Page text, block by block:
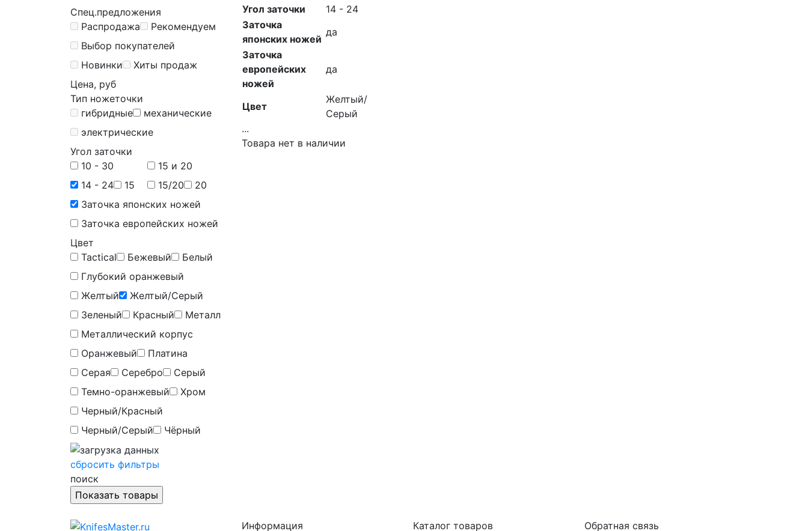
Спец.предложения
Распродажа
Рекомендуем
Выбор покупателей
Новинки
Хиты продаж
Цена, руб
Тип ножеточки
гибридные
механические
электрические
Угол заточки
10 - 30
14 - 24
15
15 и 20
15/20
20
Заточка японских ножей
Заточка европейских ножей
Цвет
Tactical
Бежевый
Белый
Глубокий оранжевый
Желтый
Желтый/Серый
Зеленый
Красный
Металл
Металлический корпус
Оранжевый
Платина
Серая
Серебро
Серый
Темно-оранжевый
Хром
Черный/Красный
Черный/Серый
Чёрный
сбросить фильтры
поиск
Угол заточки
14 - 24
Заточка
японских ножей
да
Заточка
европейских
ножей
да
Цвет
Желтый/
Серый
...
Товара нет в наличии
Информация Каталог товаров Обратная связь